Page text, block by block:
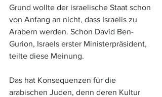
Grund wollte der israelische Staat schon
von Anfang an nicht, dass Israelis zu
Arabern werden. Schon David Ben-
Gurion, Israels erster Ministerpräsident,
teilte diese Meinung.
Das hat Konsequenzen für die
arabischen Juden, denn deren Kultur